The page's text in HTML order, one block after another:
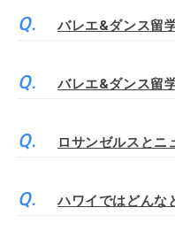
バレエ&ダンス留
バレエ&ダンス留
ロサンゼルスとニ
ハワイではどんな